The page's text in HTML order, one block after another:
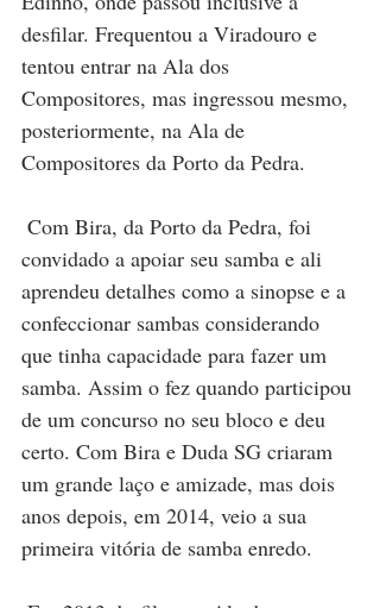
desfilar. Frequentou a Viradouro e
tentou entrar na Ala dos
Compositores, mas ingressou mesmo,
posteriormente, na Ala de
Compositores da Porto da Pedra.
convidado a apoiar seu samba e ali
aprendeu detalhes como a sinopse e a
confeccionar sambas considerando
que tinha capacidade para fazer um
samba. Assim o fez quando participou
de um concurso no seu bloco e deu
certo. Com Bira e Duda SG criaram
um grande laço e amizade, mas dois
anos depois, em 2014, veio a sua
primeira vitória de samba enredo.